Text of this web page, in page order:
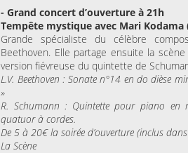
- Grand concert d’ouverture à 21h
Tempête mystique avec Mari
Grande spécialiste du célèbre
Beethoven. Elle partage ensuite la
version fiévreuse du quintette de
L.V. Beethoven : Sonate n°14 en do dièse
»
R. Schumann : Quintette pour piano
quatuor à cordes.
De 5 à 20€ la soirée d’ouverture (inclus
La Scène